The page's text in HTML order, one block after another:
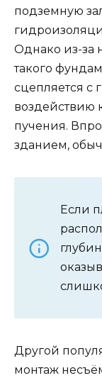
подземную
Однако из-за
такого
сцепляется с
воздействию
пучения.
зданием,
Если
Другой
монтаж